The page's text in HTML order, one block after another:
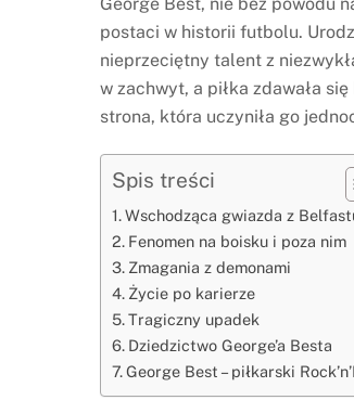
George Best, nie bez powodu
postaci w historii futbolu.
nieprzeciętny talent z
w zachwyt, a piłka zdawała
strona, która uczyniła go
Spis treści
Wschodząca gwiazda z
Fenomen na boisku i poza nim
Zmagania z demonami
Życie po karierze
Tragiczny upadek
Dziedzictwo George’a Besta
George Best – piłkarski